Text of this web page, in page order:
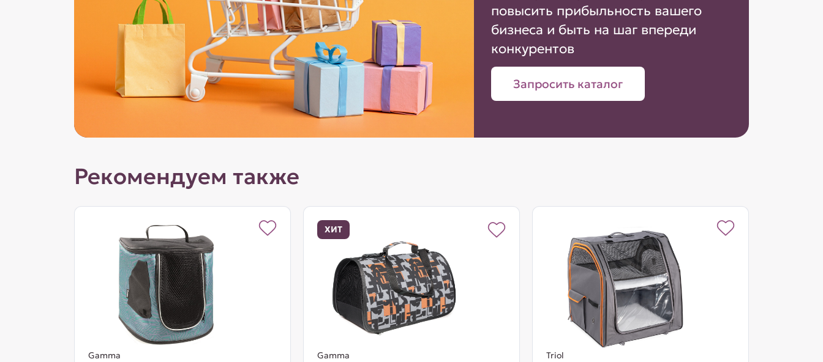
повысить прибыльность вашего
бизнеса и быть на шаг впереди
конкурентов
Запросить каталог
Рекомендуем также
Gamma
ХИТ
Gamma Triol